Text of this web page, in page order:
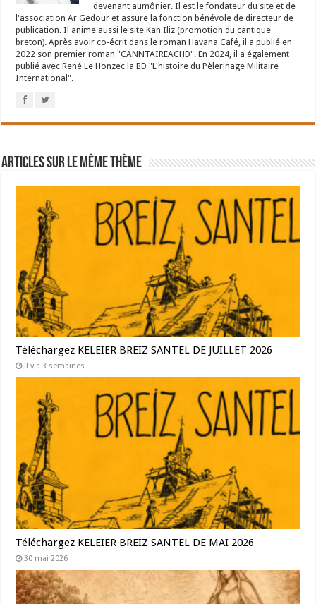
devenant aumônier. Il est le fondateur du site et de
l'association Ar Gedour et assure la fonction bénévole de directeur de
publication. Il anime aussi le site Kan Iliz (promotion du cantique
breton). Après avoir co-écrit dans le roman Havana Café, il a publié en
2022 son premier roman "CANNTAIREACHD". En 2024, il a également
publié avec René Le Honzec la BD "L'histoire du Pèlerinage Militaire
International".
Articles sur le même thème
Téléchargez KELEIER BREIZ SANTEL DE JUILLET 2026
il y a 3 semaines
Téléchargez KELEIER BREIZ SANTEL DE MAI 2026
30 mai 2026